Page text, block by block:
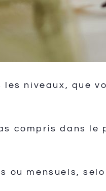
niveaux, que
compris dans le
ou mensuels,